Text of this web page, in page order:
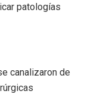
patologías
canalizaron de